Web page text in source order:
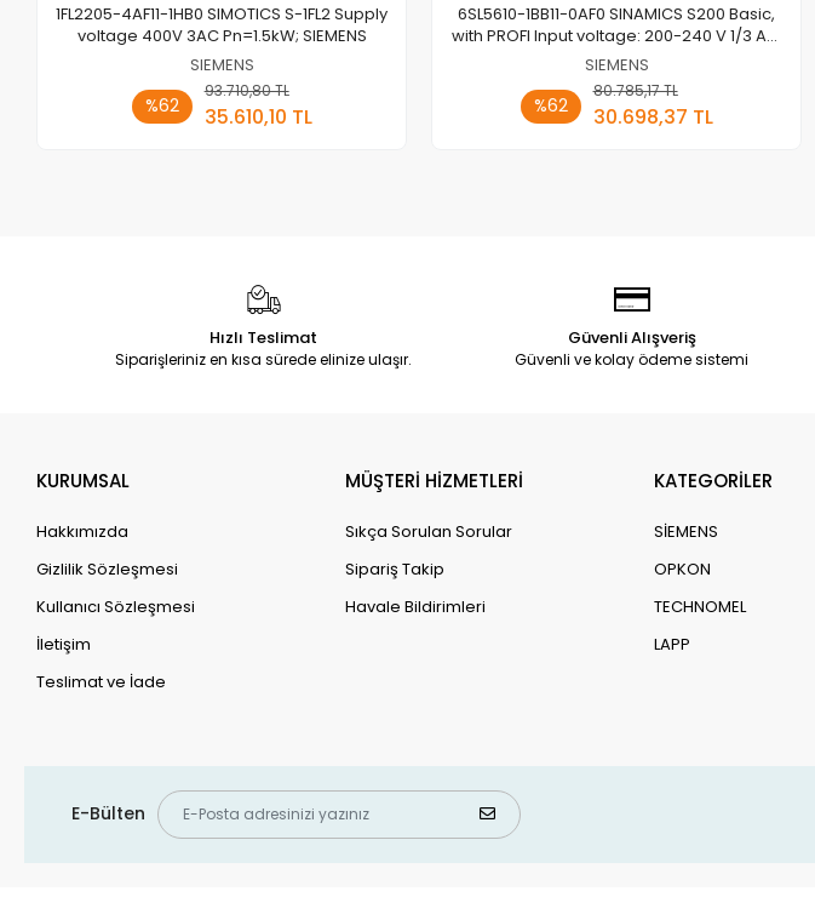
1FL2205-4AF11-1HB0 SIMOTICS S-1FL2 Supply
voltage 400V 3AC Pn=1.5kW; SIEMENS
SIEMENS
%62
93.710,80 TL
35.610,10 TL
Sepete Ekle
6SL5610-1BB11-0AF0 SINAMICS S200 Basic,
with PROFI Input voltage: 200-240 V 1/3 AC;
Motor: 1kW SIEMENS
SIEMENS
%62
80.785,17 TL
30.698,37 TL
Sepete Ekle
Hızlı Teslimat
Siparişleriniz en kısa sürede elinize ulaşır.
Güvenli Alışveriş
Güvenli ve kolay ödeme sistemi
KURUMSAL
Hakkımızda
Gizlilik Sözleşmesi
Kullanıcı Sözleşmesi
İletişim
Teslimat ve İade
MÜŞTERİ HİZMETLERİ
Sıkça Sorulan Sorular
Sipariş Takip
Havale Bildirimleri
KATEGORİLER
SİEMENS
OPKON
TECHNOMEL
LAPP
E-Bülten